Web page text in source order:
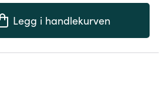
Legg i handlekurven